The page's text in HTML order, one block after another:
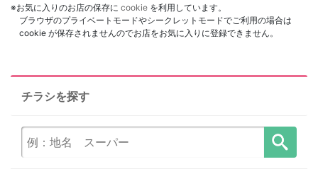
※お気に入りのお店の保存に cookie を利用しています。
ブラウザのプライベートモードやシークレットモードでご利用の場合は
cookie が保存されませんのでお店をお気に入りに登録できません。
チラシを探す